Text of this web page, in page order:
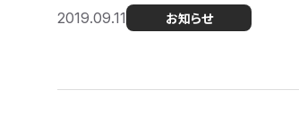
2019.09.11 お知らせ